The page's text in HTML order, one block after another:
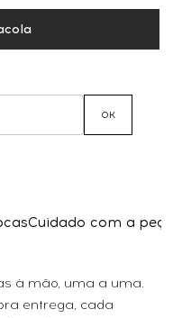
Cuidado com a
à mão, uma a uma.
entrega, cada
OK